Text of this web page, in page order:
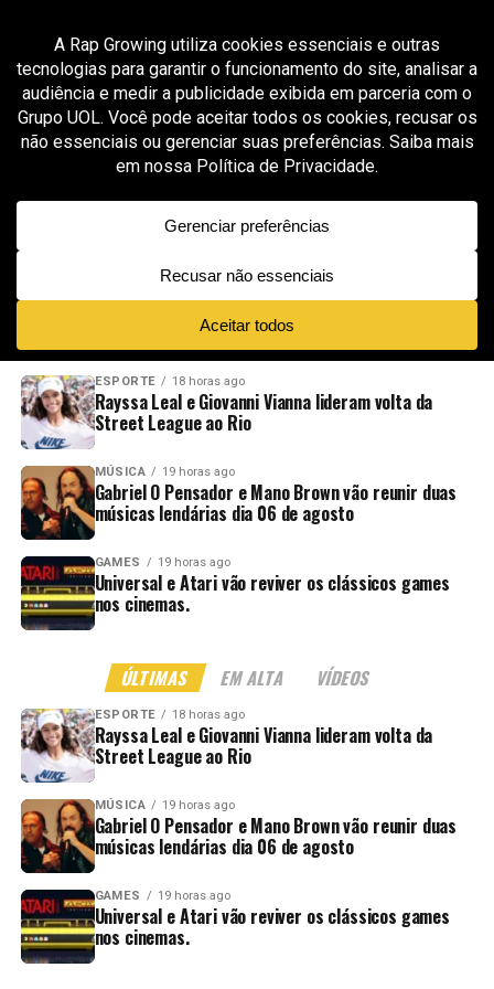
All posts tagged "música curta trap"
GROOVER X RAP GROWING 7 meses ago
Rak47 entrega energia pura do trap de
Atlanta e aposta em storytelling direto em
“Boosie Fade”
NOVIDADES EM ALTA VÍDEOS
ESPORTE 18 horas ago
Rayssa Leal e Giovanni Vianna lideram volta da
Street League ao Rio
MÚSICA 19 horas ago
Gabriel O Pensador e Mano Brown vão reunir duas
músicas lendárias dia 06 de agosto
GAMES 19 horas ago
Universal e Atari vão reviver os clássicos games
nos cinemas.
ÚLTIMAS EM ALTA VÍDEOS
ESPORTE 18 horas ago
Rayssa Leal e Giovanni Vianna lideram volta da
Street League ao Rio
MÚSICA 19 horas ago
Gabriel O Pensador e Mano Brown vão reunir duas
músicas lendárias dia 06 de agosto
GAMES 19 horas ago
Universal e Atari vão reviver os clássicos games
nos cinemas.